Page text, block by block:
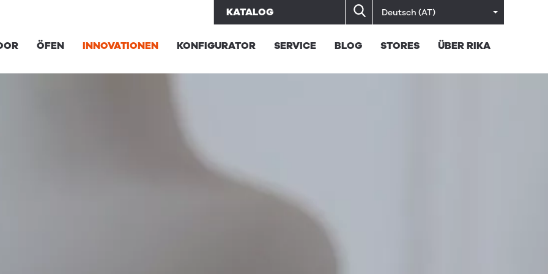
KATALOG Deutsch (AT)
ÖFEN INNOVATIONEN KONFIGURATOR SERVICE BLOG STORES ÜBER RIKA